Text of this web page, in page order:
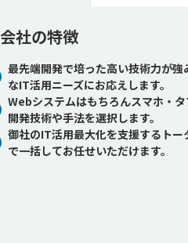
会社の特徴
最先端開発で培った高い技術力が
なIT活用ニーズにお応えします。
Webシステムはもちろんスマホ・
開発技術や手法を選択します。
御社のIT活用最大化を支援するト
で一括してお任せいただけます。